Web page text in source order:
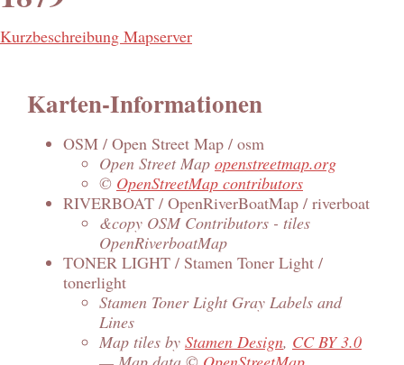
Kurzbeschreibung Mapserver
Karten-Informationen
OSM / Open Street Map / osm
Open Street Map openstreetmap.org
© OpenStreetMap contributors
RIVERBOAT / OpenRiverBoatMap / riverboat
&copy OSM Contributors - tiles
OpenRiverboatMap
TONER LIGHT / Stamen Toner Light /
tonerlight
Stamen Toner Light Gray Labels and
Lines
Map tiles by Stamen Design, CC BY 3.0